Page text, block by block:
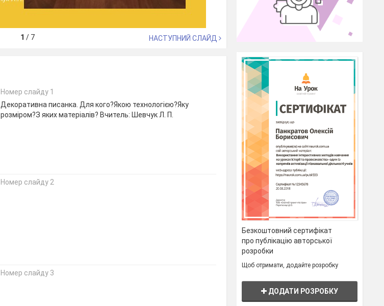
1 / 7 НАСТУПНИЙ СЛАЙД
Номер слайду 1
Декоративна писанка. Для кого?Якою технологією?Яку
розміром?З яких матеріалів? Вчитель: Шевчук Л. П.
Номер слайду 2
Номер слайду 3
Безкоштовний сертифікат
про публікацію авторської
розробки
Щоб отримати, додайте розробку
ДОДАТИ РОЗРОБКУ